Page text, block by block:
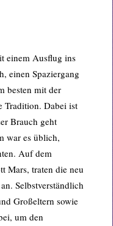
einem Ausflug ins
einen Spaziergang
besten mit der
Tradition. Dabei ist
Brauch geht
war es üblich,
Auf dem
Mars, traten die neu
Selbstverständlich
Großeltern sowie
um den